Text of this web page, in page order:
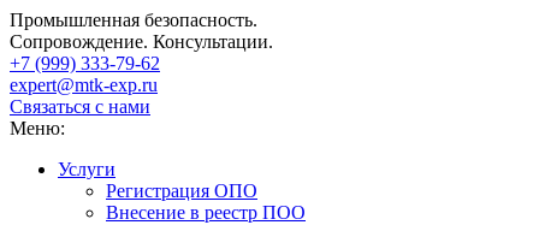
Промышленная безопасность.
Сопровождение. Консультации.
+7 (999) 333-79-62
expert@mtk-exp.ru
Связаться с нами
Меню:
Услуги
Регистрация ОПО
Внесение в реестр ПОО